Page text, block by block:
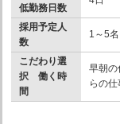
低勤務日数
採用予定人
数
1～5名
こだわり選
択 働く時
間
早朝の
らの